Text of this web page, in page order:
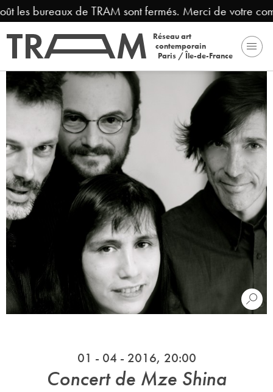
les bureaux de TRAM sont fermés. Merci de votre
Réseau art
contemporain
Paris / Île-de-France
01 - 04 - 2016, 20:00
Concert de Mze Shina